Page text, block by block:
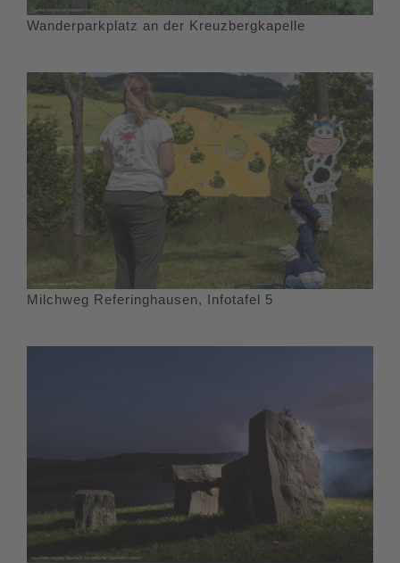
Wanderparkplatz an der Kreuzbergkapelle
Milchweg Referinghausen, Infotafel 5